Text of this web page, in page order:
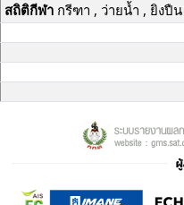
สถิติกีฬากรีฑา , ว่ายน้ำ , ยิงปืน